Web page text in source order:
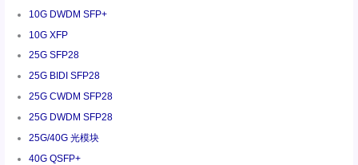
10G DWDM SFP+
10G XFP
25G SFP28
25G BIDI SFP28
25G CWDM SFP28
25G DWDM SFP28
25G/40G 光模块
40G QSFP+